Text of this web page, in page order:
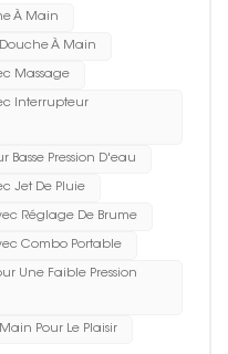
À Main
À Main
Massage
Interrupteur
Basse Pression D'eau
Jet De Pluie
Réglage De Brume
Combo Portable
Une Faible Pression
Pour Le Plaisir